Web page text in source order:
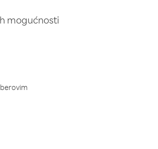
mogućnosti